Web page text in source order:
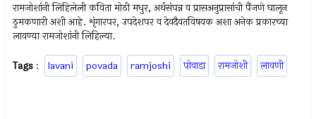
रामजोशांनी लिहिलेली कविता मोठी मधुर, अर्थसंपन्न व प्रासअनुप्रासांची पैंजणे घालून
ठुमकणारी अशी आहे. शृंगारपर, उपदेशपर व देवदैवतविषयक अशा अनेक प्रकारच्या
लावण्या रामजोशांनी लिहिल्या.
Tags : lavani povada ramjoshi पोवाडा रामजोशी लावणी